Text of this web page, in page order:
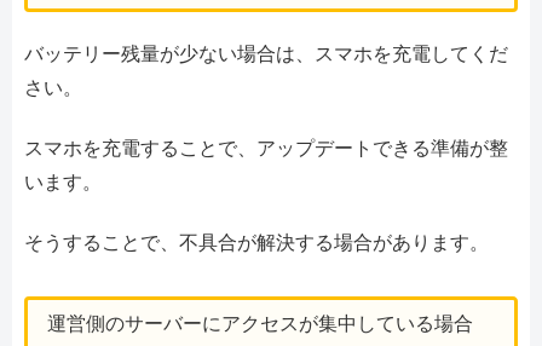
バッテリー残量が少ない場合は、スマホを充電してくだ
さい。
スマホを充電することで、アップデートできる準備が整
います。
そうすることで、不具合が解決する場合があります。
運営側のサーバーにアクセスが集中している場合